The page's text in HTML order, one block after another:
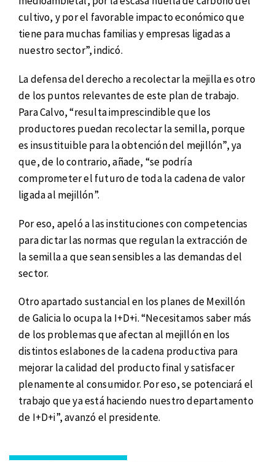
cultivo, y por el favorable impacto económico que
tiene para muchas familias y empresas ligadas a
nuestro sector”, indicó.
La defensa del derecho a recolectar la mejilla es otro
de los puntos relevantes de este plan de trabajo.
Para Calvo, “resulta imprescindible que los
productores puedan recolectar la semilla, porque
es insustituible para la obtención del mejillón”, ya
que, de lo contrario, añade, “se podría
comprometer el futuro de toda la cadena de valor
ligada al mejillón”.
Por eso, apeló a las instituciones con competencias
para dictar las normas que regulan la extracción de
la semilla a que sean sensibles a las demandas del
sector.
Otro apartado sustancial en los planes de Mexillón
de Galicia lo ocupa la I+D+i. “Necesitamos saber más
de los problemas que afectan al mejillón en los
distintos eslabones de la cadena productiva para
mejorar la calidad del producto final y satisfacer
plenamente al consumidor. Por eso, se potenciará el
trabajo que ya está haciendo nuestro departamento
de I+D+i”, avanzó el presidente.